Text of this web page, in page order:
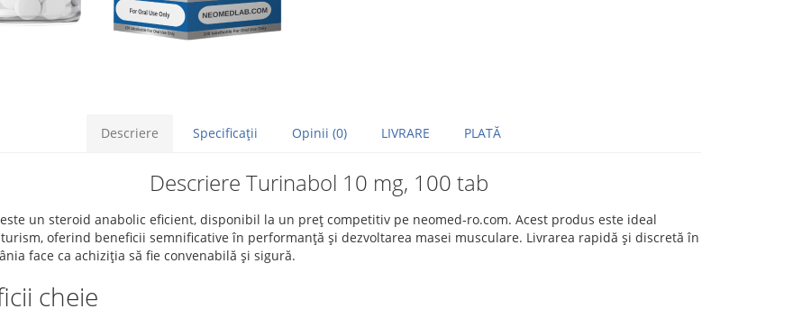
Descriere Specificaţii Opinii (0) LIVRARE PLATĂ
Descriere Turinabol 10 mg, 100 tab
un steroid anabolic eficient, disponibil la un preț competitiv pe neomed-ro.com. Acest produs este ideal
oferind beneficii semnificative în performanță și dezvoltarea masei musculare. Livrarea rapidă și discretă în
face ca achiziția să fie convenabilă și sigură.
cheie